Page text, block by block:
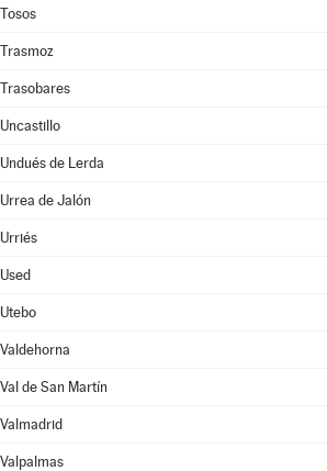
Tosos
Trasmoz
Trasobares
Uncastillo
Undués de Lerda
Urrea de Jalón
Urriés
Used
Utebo
Valdehorna
Val de San Martín
Valmadrid
Valpalmas